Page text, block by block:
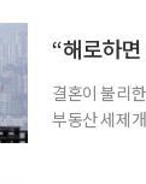
책본부(중대
“해로하
결혼이 불리
부동산 세제